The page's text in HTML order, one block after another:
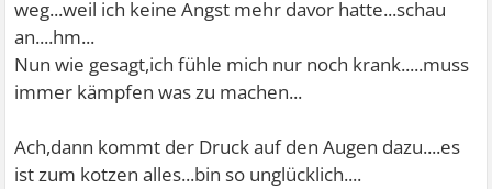
weg...weil ich keine Angst mehr davor hatte...schau
an....hm...
Nun wie gesagt,ich fühle mich nur noch krank.....muss
immer kämpfen was zu machen...
Ach,dann kommt der Druck auf den Augen dazu....es
ist zum kotzen alles...bin so unglücklich....